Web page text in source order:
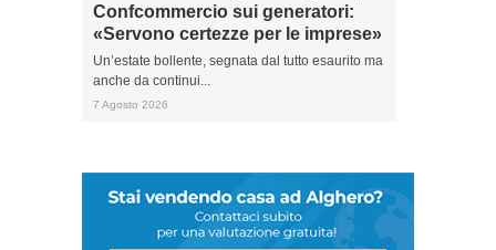
Confcommercio sui generatori:
«Servono certezze per le imprese»
Un’estate bollente, segnata dal tutto esaurito ma
anche da continui...
7 Agosto 2026